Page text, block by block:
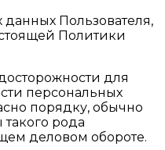
Пользователя,
Политики
для
персональных
порядку, обычно
рода
деловом обороте.